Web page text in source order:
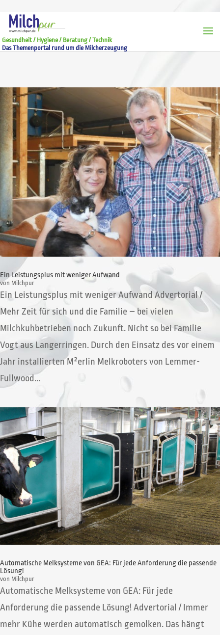
Gesundheit / Hygiene / Beratung / Technik
Das Themenportal rund um die Milcherzeugung
Ein Leistungsplus mit weniger Aufwand
von Milchpur
Ein Leistungsplus mit weniger Aufwand Advertorial /
Mehr Zeit für sich und die Familie – bei vielen
Milchkuhbetrieben noch Zukunft. Nicht so bei Familie
Vogt aus Langerringen. Durch den Einsatz des vor einem
Jahr installierten M²erlin Melkroboters von Lemmer-
Fullwood...
Automatische Melksysteme von GEA: Für jede Anforderung die passende
Lösung!
von Milchpur
Automatische Melksysteme von GEA: Für jede
Anforderung die passende Lösung! Advertorial / Immer
mehr Kühe werden automatisch gemolken. Das hängt